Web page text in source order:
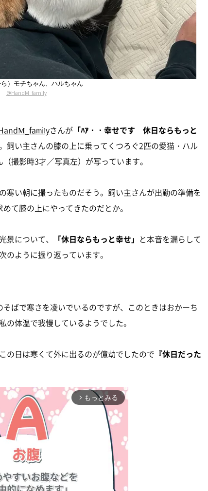
）モチちゃん、ハルちゃん
@HandM_family
さんが 「ﾊｱ・・幸せです 休日ならもっと
飼い主さんの膝の上に乗ってくつろぐ2匹の愛猫・ハル
撮影時3才／写真左）が写っています。
寒い朝に撮ったものだそう。飼い主さんが出勤の準備を
て膝の上にやってきたのだとか。
について、 「休日ならもっと幸せ」 と本音を漏らして
ように振り返っています。
ばで寒さを凌いでいるのですが、このときはおかーち
体温で我慢しているようでした。
の日は寒くて外に出るのが億劫でしたので 『休日だった
arrow_forward_ios もっとみる